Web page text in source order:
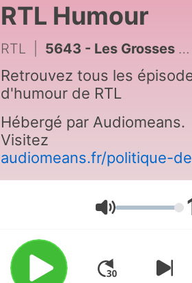
RTL Humour
RTL 5643 - Les Grosses Têtes - L'INTÉGRALE - Le Best of de l'été du 6 août 2026
Retrouvez tous les
d'humour de RTL
Hébergé par Audiomeans.
Visitez
audiomeans.fr/politique-
Volume